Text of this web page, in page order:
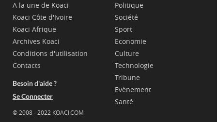
A la une de Koaci
Koaci Côte d'Ivoire
Koaci Afrique
Archives Koaci
Conditions d'utilisation
Contacts
Besoin d'aide ?
Se Connecter
© 2008 - 2022 KOACI.COM
Politique
Société
Sport
Economie
Culture
Technologie
Tribune
Evènement
Santé